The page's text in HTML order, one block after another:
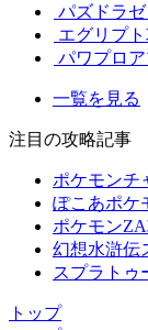
パズドラ
エグリプ
パワプロ
一覧を見る
注目の攻略記事
ポケモンチ
ぽこあポケ
ポケモン
幻想水滸伝
スプラトゥ
トップ